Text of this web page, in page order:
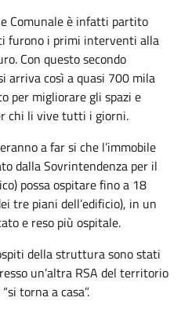
Comunale è infatti partito
furono i primi interventi alla
Con questo secondo
arriva così a quasi 700 mila
per migliorare gli spazi e
chi li vive tutti i giorni.
a far si che l’immobile
dalla Sovrintendenza per il
possa ospitare fino a 18
tre piani dell’edificio), in un
e reso più ospitale.
della struttura sono stati
un’altra RSA del territorio
torna a casa”.